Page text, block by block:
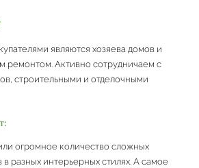
являются хозяева домов и
ремонтом. Активно сотрудничаем с
строительными и отделочными
огромное количество сложных
в разных интерьерных стилях. А самое